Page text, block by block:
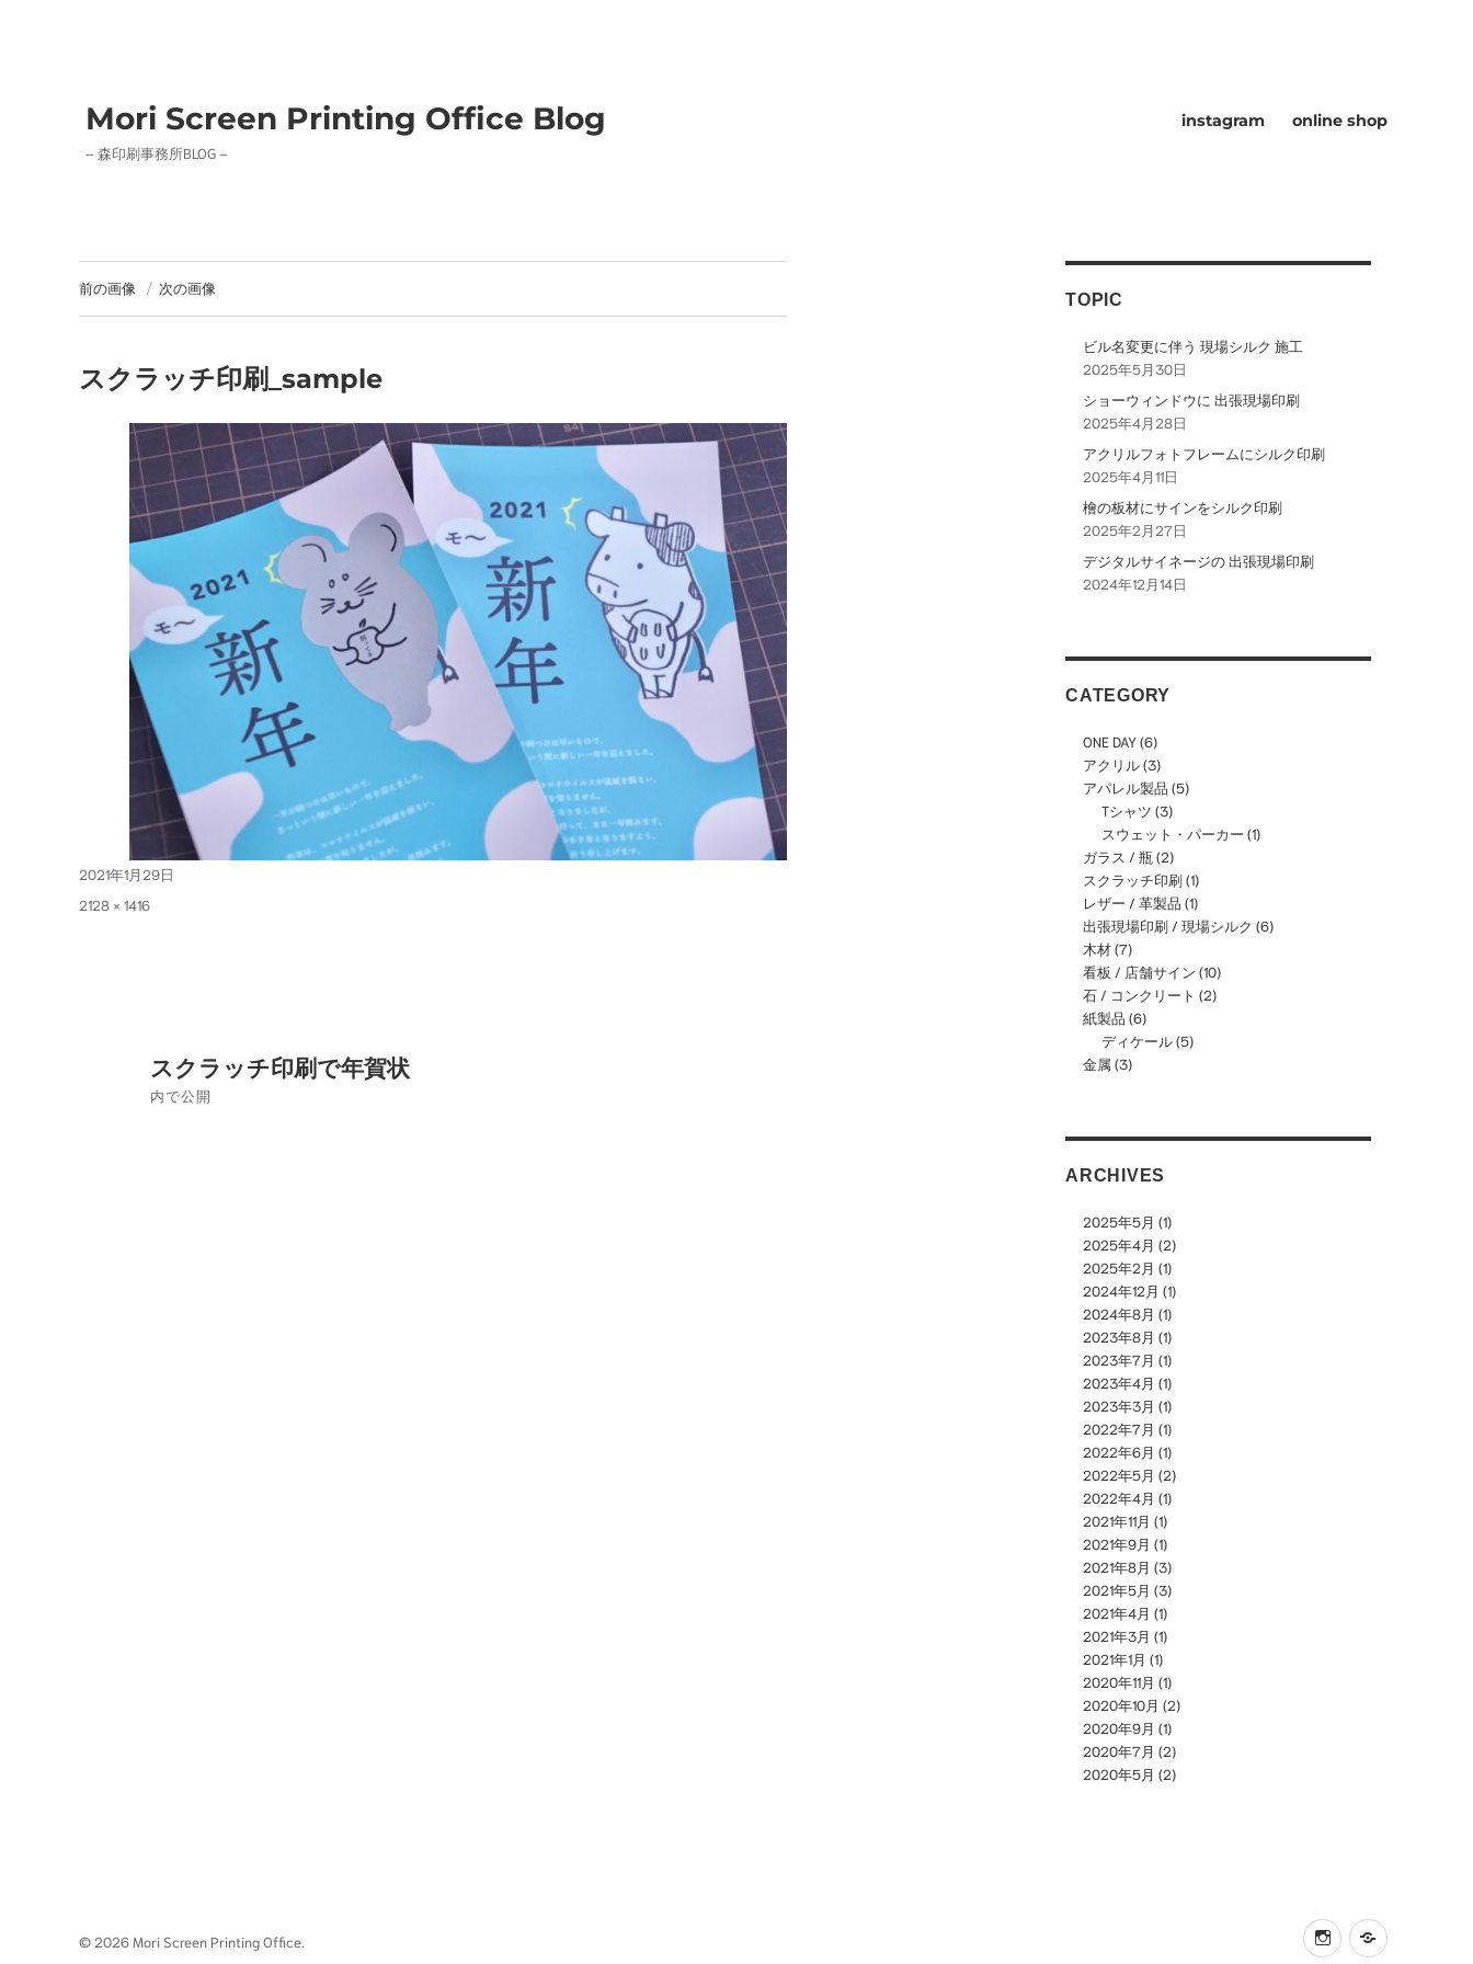
Mori Screen Printing Office Blog
– 森印刷事務所BLOG –
instagram online shop
前の画像 次の画像
スクラッチ印刷_sample
投
2021年1月29日
フ
2128 × 1416
稿
スクラッチ印刷で年賀状
内で公開
TOPIC
ビル名変更に伴う 現場シルク 施工
2025年5月30日
ショーウィンドウに 出張現場印刷
2025年4月28日
アクリルフォトフレームにシルク印刷
2025年4月11日
檜の板材にサインをシルク印刷
2025年2月27日
デジタルサイネージの 出張現場印刷
2024年12月14日
CATEGORY
ONE DAY(6)
アクリル(3)
アパレル製品 (5)
Tシャツ (3)
スウェット・パーカー (1)
ガラス / 瓶 (2)
スクラッチ印刷(1)
レザー / 革製品 (1)
出張現場印刷 / 現場シルク (6)
木材(7)
看板 / 店舗サイン (10)
石 / コンクリート (2)
紙製品 (6)
ディケール(5)
金属 (3)
ARCHIVES
2025年5月 (1)
2025年4月 (2)
2025年2月 (1)
2024年12月 (1)
2024年8月 (1)
2023年8月 (1)
2023年7月 (1)
2023年4月 (1)
2023年3月 (1)
2022年7月 (1)
2022年6月 (1)
2022年5月 (2)
2022年4月 (1)
2021年11月 (1)
2021年9月 (1)
2021年8月 (3)
2021年5月 (3)
2021年4月 (1)
2021年3月 (1)
2021年1月 (1)
2020年11月 (1)
2020年10月 (2)
2020年9月 (1)
2020年7月 (2)
2020年5月 (2)
instagramonline
© 2026 Mori Screen Printing Office.